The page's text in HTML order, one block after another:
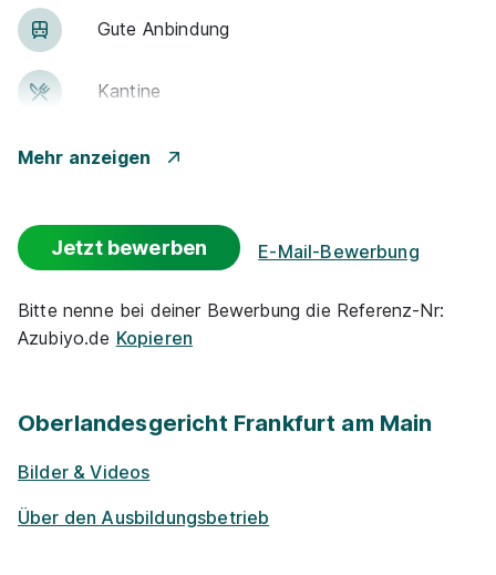
Gute An­bin­dung
Kantine
Events
Park­plätze
Barriere­frei­heit
Fahrt­kosten­zu­schuss
Vermögens­wirksame Leistungen
Mehr anzeigen
Jetzt bewerben E-Mail-Bewerbung
Bitte nenne bei deiner Bewerbung die Referenz-Nr:
Azubiyo.de Kopieren
Oberlandesgericht Frankfurt am Main
Bilder & Videos
Über den Ausbildungsbetrieb